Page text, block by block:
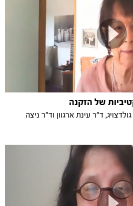
של הזקנה
ד"ר עינת ארגוון וד"ר ניצה